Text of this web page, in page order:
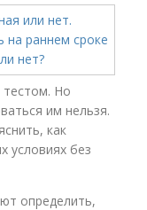
Но
им нельзя.
как
условиях без
определить,